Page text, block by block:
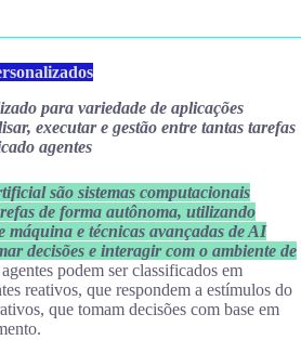
para variedade de aplicações
executar e gestão entre tantas tarefas
agentes
são sistemas computacionais
de forma autônoma, utilizando
máquina e técnicas avançadas de AI
decisões e interagir com o ambiente de
agentes podem ser classificados em
reativos, que respondem a estímulos do
que tomam decisões com base em